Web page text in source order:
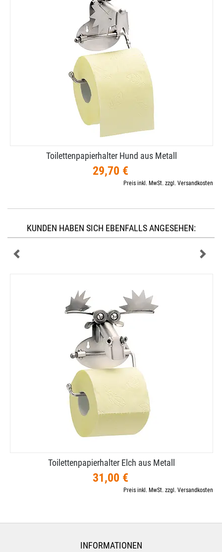
Toilettenpapierhalter Hund aus Metall
29,70 €
Preis inkl. MwSt. zzgl. Versandkosten
KUNDEN HABEN SICH EBENFALLS ANGESEHEN:
Toilettenpapierhalter Elch aus Metall
31,00 €
Preis inkl. MwSt. zzgl. Versandkosten
INFORMATIONEN